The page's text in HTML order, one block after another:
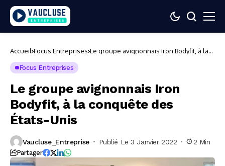
Accueil Focus Entreprises Le groupe avignonnais Iron Bodyfit, à la
Focus Entreprises
Le groupe avignonnais Iron
Bodyfit, à la conquête des
États-Unis
Vaucluse_Entreprise Publié Le 3 Janvier 2022 2 Min
Partager